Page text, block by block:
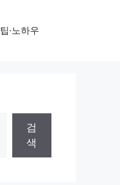
팁·노하우
검
색